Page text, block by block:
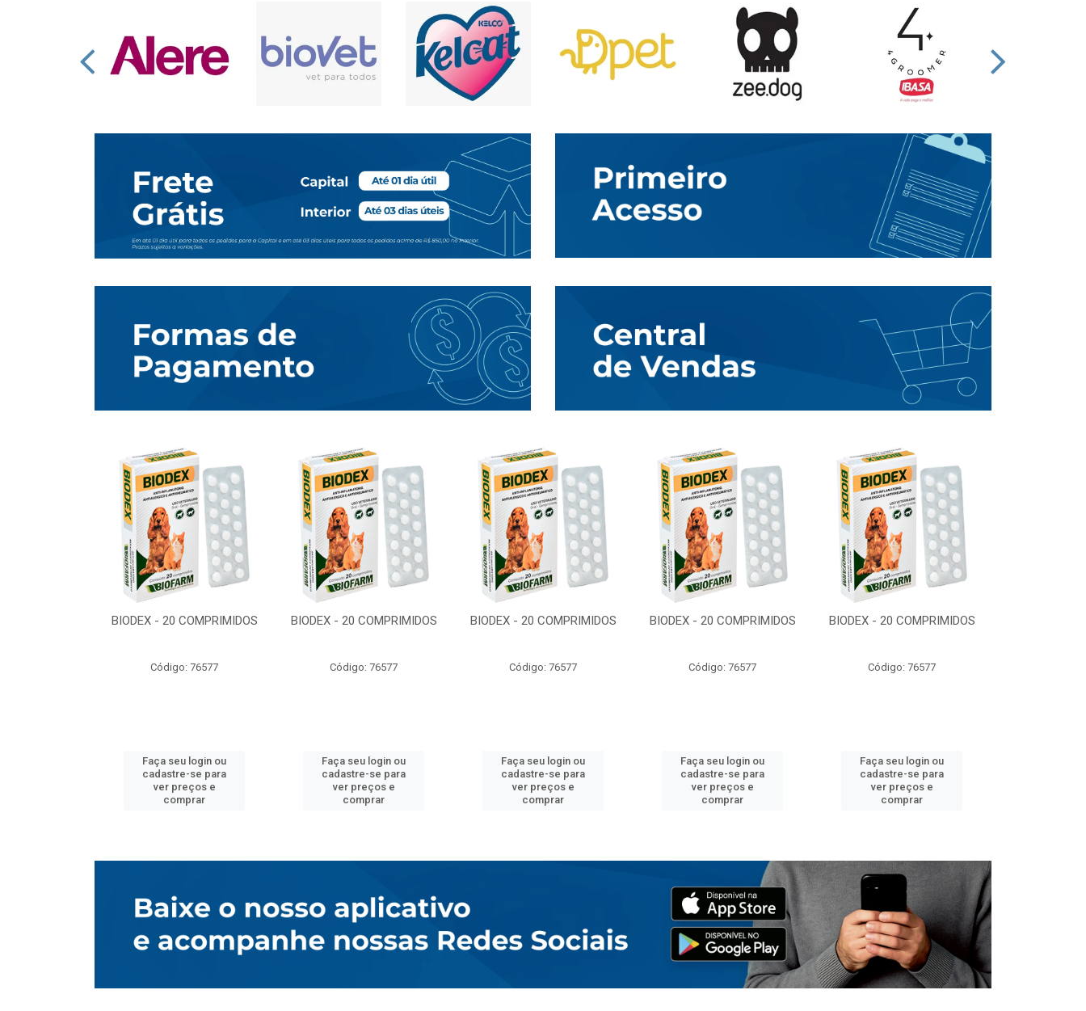
BIODEX - 20 COMPRIMIDOS
Código: 76577
Faça seu login ou
cadastre-se para
ver preços e
comprar
BIODEX - 20 COMPRIMIDOS
Código: 76577
Faça seu login ou
cadastre-se para
ver preços e
comprar
BIODEX - 20 COMPRIMIDOS
Código: 76577
Faça seu login ou
cadastre-se para
ver preços e
comprar
BIODEX - 20 COMPRIMIDOS
Código: 76577
Faça seu login ou
cadastre-se para
ver preços e
comprar
BIODEX - 20 COMPRIMIDOS
Código: 76577
Faça seu login ou
cadastre-se para
ver preços e
comprar